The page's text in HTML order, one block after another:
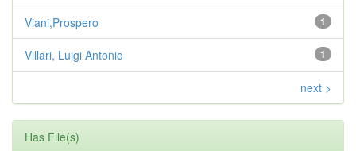
1
Viani,Prospero
1
Villari, Luigi Antonio
next >
Has File(s)